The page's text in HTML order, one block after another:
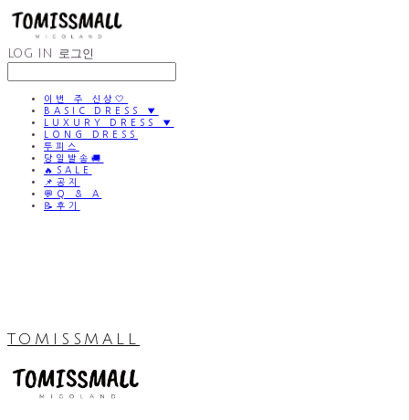
LOG IN 로그인
이번 주 신상🤍
BASIC DRESS ▼
LUXURY DRESS ▼
LONG DRESS
투피스
당일발송🚚
🔥SALE
📌공지
💬Q & A
📝후기
TOMISSMALL